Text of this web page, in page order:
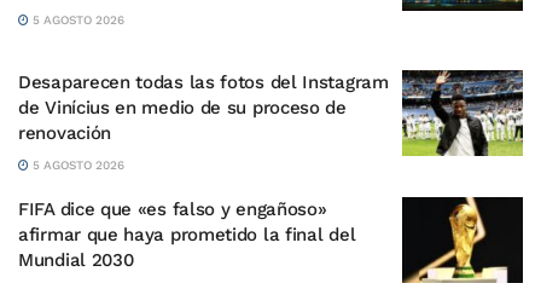
5 AGOSTO 2026
Desaparecen todas las fotos del Instagram
de Vinícius en medio de su proceso de
renovación
5 AGOSTO 2026
FIFA dice que «es falso y engañoso»
afirmar que haya prometido la final del
Mundial 2030